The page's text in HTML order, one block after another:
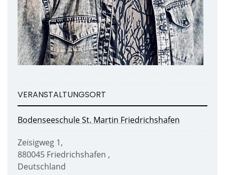
VERANSTALTUNGSORT
Bodenseeschule St. Martin Friedrichshafen
Zeisigweg 1,
880045 Friedrichshafen ,
Deutschland